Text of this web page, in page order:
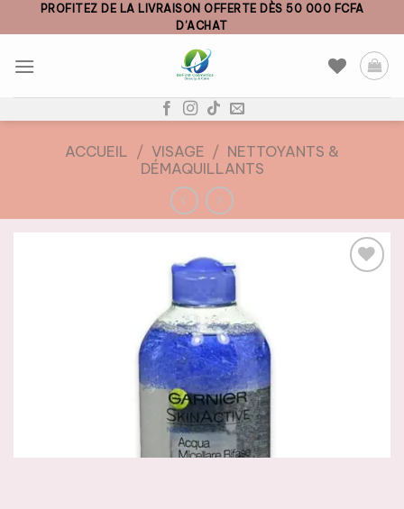
to
PROFITEZ DE LA LIVRAISON OFFERTE DÈS 50 000 FCFA
D’ACHAT
ACCUEIL / VISAGE / NETTOYANTS &
DÉMAQUILLANTS